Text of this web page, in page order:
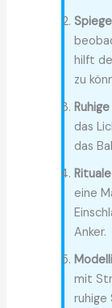
hilft
zu
das
das
eine
Anker.
mit
ruhige